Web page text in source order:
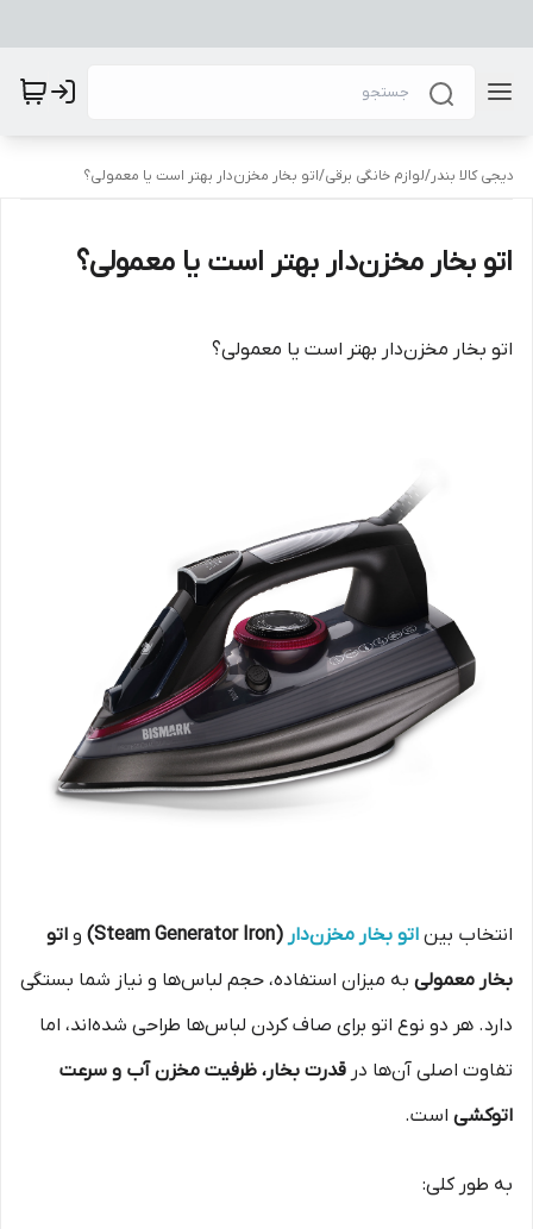
دیجی کالا بندر/لوازم خانگی برقی/اتو بخار مخزن‌دار بهتر است یا معمولی؟
اتو بخار مخزن‌دار بهتر است یا معمولی؟
اتو بخار مخزن‌دار بهتر است یا معمولی؟
انتخاب بین اتو بخار مخزن‌دار (Steam Generator Iron) و اتو
بخار معمولی به میزان استفاده، حجم لباس‌ها و نیاز شما بستگی
دارد. هر دو نوع اتو برای صاف کردن لباس‌ها طراحی شده‌اند، اما
تفاوت اصلی آن‌ها در قدرت بخار، ظرفیت مخزن آب و سرعت
اتوکشی است.
به طور کلی: